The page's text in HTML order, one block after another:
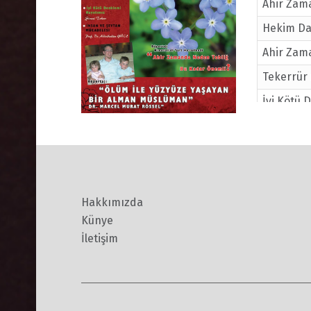
Ahir
Hekim
Ahir
Tekerrür
İyi Kötü
Murat
İmam
Üç
Hakkımızda
Künye
İletişim